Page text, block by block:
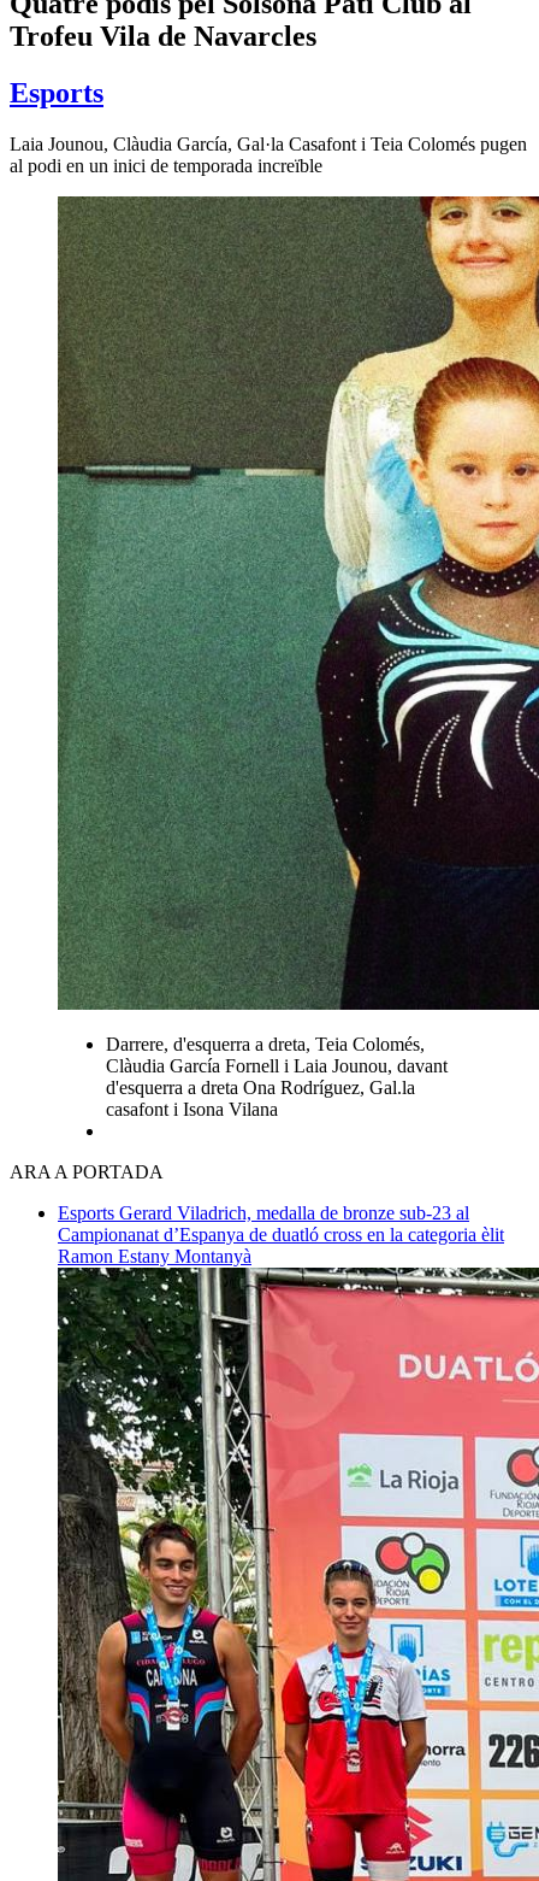
Trofeu Vila de Navarcles
Esports
Laia Jounou, Clàudia García, Gal·la Casafont i Teia Colomés pugen
al podi en un inici de temporada increïble
Darrere, d'esquerra a dreta, Teia Colomés,
Clàudia García Fornell i Laia Jounou, davant
d'esquerra a dreta Ona Rodríguez, Gal.la
casafont i Isona Vilana
ARA A PORTADA
Esports Gerard Viladrich, medalla de bronze sub-23 al
Campionanat d’Espanya de duatló cross en la categoria èlit
Ramon Estany Montanyà